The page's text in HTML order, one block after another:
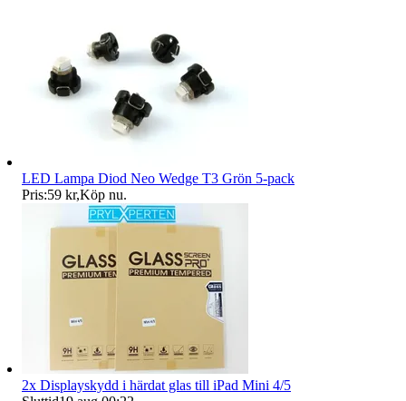
LED Lampa Diod Neo Wedge T3 Grön 5-pack
Pris:59 kr,Köp nu.
2x Displayskydd i härdat glas till iPad Mini 4/5